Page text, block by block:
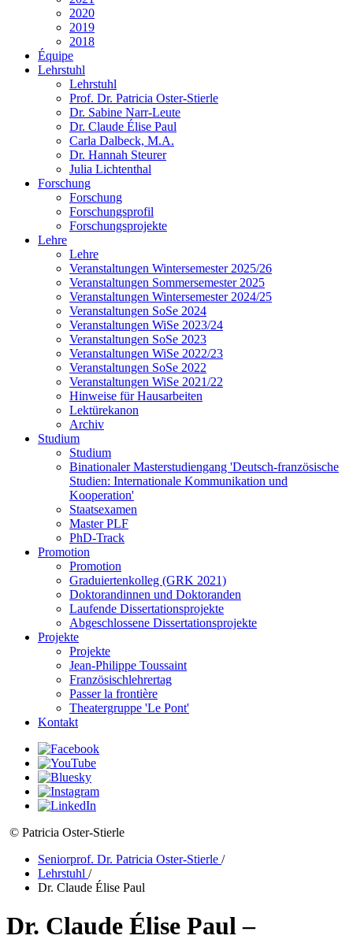
2020
2019
2018
Équipe
Lehrstuhl
Lehrstuhl
Prof. Dr. Patricia Oster-Stierle
Dr. Sabine Narr-Leute
Dr. Claude Élise Paul
Carla Dalbeck, M.A.
Dr. Hannah Steurer
Julia Lichtenthal
Forschung
Forschung
Forschungsprofil
Forschungsprojekte
Lehre
Lehre
Veranstaltungen Wintersemester 2025/26
Veranstaltungen Sommersemester 2025
Veranstaltungen Wintersemester 2024/25
Veranstaltungen SoSe 2024
Veranstaltungen WiSe 2023/24
Veranstaltungen SoSe 2023
Veranstaltungen WiSe 2022/23
Veranstaltungen SoSe 2022
Veranstaltungen WiSe 2021/22
Hinweise für Hausarbeiten
Lektürekanon
Archiv
Studium
Studium
Binationaler Masterstudiengang 'Deutsch-französische
Studien: Internationale Kommunikation und
Kooperation'
Staatsexamen
Master PLF
PhD-Track
Promotion
Promotion
Graduiertenkolleg (GRK 2021)
Doktorandinnen und Doktoranden
Laufende Dissertationsprojekte
Abgeschlossene Dissertationsprojekte
Projekte
Projekte
Jean-Philippe Toussaint
Französischlehrertag
Passer la frontière
Theatergruppe 'Le Pont'
Kontakt
© Patricia Oster-Stierle
Seniorprof. Dr. Patricia Oster-Stierle /
Lehrstuhl /
Dr. Claude Élise Paul
Dr. Claude Élise Paul –